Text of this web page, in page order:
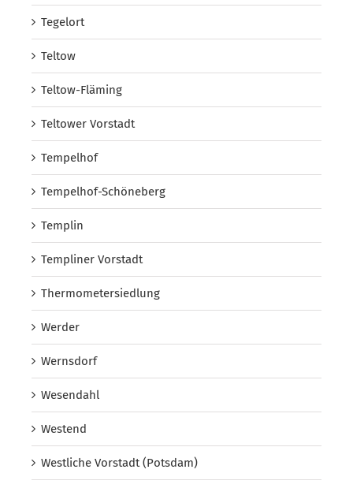
Tegelort
Teltow
Teltow-Fläming
Teltower Vorstadt
Tempelhof
Tempelhof-Schöneberg
Templin
Templiner Vorstadt
Thermometersiedlung
Werder
Wernsdorf
Wesendahl
Westend
Westliche Vorstadt (Potsdam)